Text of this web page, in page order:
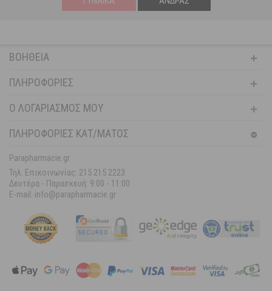
ΒΟΉΘΕΙΑ
ΠΛΗΡΟΦΟΡΊΕΣ
Ο ΛΟΓΑΡΙΑΣΜΌΣ ΜΟΥ
ΠΛΗΡΟΦΟΡΙΕΣ ΚΑΤ/ΜΑΤΟΣ
Parapharmacie.gr
Τηλ. Επικοινωνίας: 215 215 2223
Δευτέρα - Παρασκευή: 9:00 - 11:00
E-mail: info@parapharmacie.gr